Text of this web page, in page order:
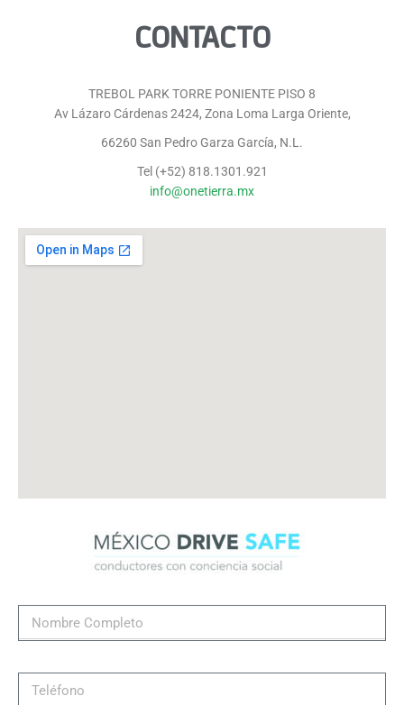
CONTACTO
TREBOL PARK TORRE PONIENTE PISO 8
Av Lázaro Cárdenas 2424, Zona Loma Larga Oriente,
66260 San Pedro Garza García, N.L.
Tel (+52) 818.1301.921
info@onetierra.mx